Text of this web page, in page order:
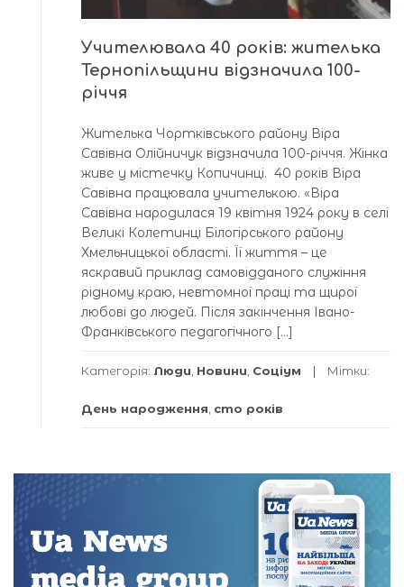
Учителювала 40 років: жителька
Тернопільщини відзначила 100-
річчя
Жителька Чортківського району Віра
Савівна Олійничук відзначила 100-річчя. Жінка
живе у містечку Копичинці. 40 років Віра
Савівна працювала учителькою. «Віра
Савівна народилася 19 квітня 1924 року в селі
Великі Колетинці Білогірського району
Хмельницької області. Її життя – це
яскравий приклад самовідданого служіння
рідному краю, невтомної праці та щирої
любові до людей. Після закінчення Івано-
Франківського педагогічного […]
Категорія: Люди Новини Соціум Мітки:
День народження сто років